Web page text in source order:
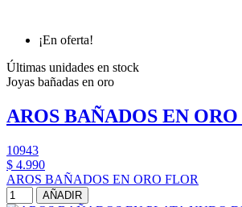
¡En oferta!
Últimas unidades en stock
Joyas bañadas en oro
AROS BAÑADOS EN
10943
$ 4.990
AROS BAÑADOS EN ORO FLOR
AÑADIR